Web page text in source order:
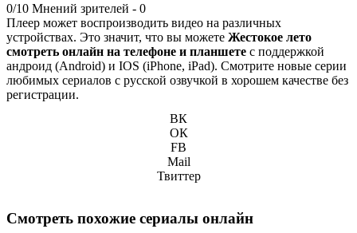
0/10 Мнений зрителей - 0
Плеер может воспроизводить видео на различных
устройствах. Это значит, что вы можете Жестокое лето
смотреть онлайн на телефоне и планшете с поддержкой
андроид (Android) и IOS (iPhone, iPad). Смотрите новые серии
любимых сериалов с русской озвучкой в хорошем качестве без
регистрации.
ВК
ОК
FB
Mail
Твиттер
Смотреть похожие сериалы онлайн